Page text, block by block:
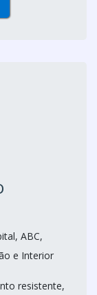
ABC,
e Interior
resistente,